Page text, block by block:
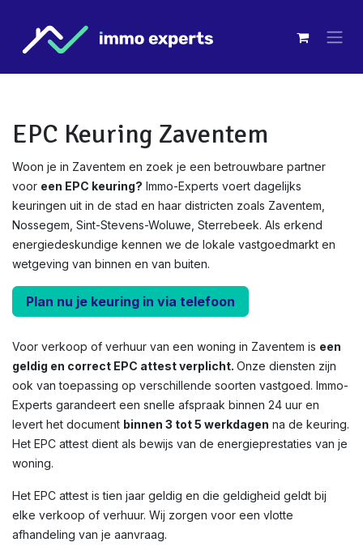
EPC Keuring Zaventem
Woon je in Zaventem en zoek je een betrouwbare partner
voor een EPC keuring? Immo-Experts voert dagelijks
keuringen uit in de stad en haar districten zoals Zaventem,
Nossegem, Sint-Stevens-Woluwe, Sterrebeek. Als erkend
energiedeskundige kennen we de lokale vastgoedmarkt en
wetgeving van binnen en van buiten.
Plan nu je keuring in via telefoon
Voor verkoop of verhuur van een woning in Zaventem is een
geldig en correct EPC attest verplicht. Onze diensten zijn
ook van toepassing op verschillende soorten vastgoed. Immo-
Experts garandeert een snelle afspraak binnen 24 uur en
levert het document binnen 3 tot 5 werkdagen na de keuring.
Het EPC attest dient als bewijs van de energieprestaties van je
woning.
Het EPC attest is tien jaar geldig en die geldigheid geldt bij
elke verkoop of verhuur. Wij zorgen voor een vlotte
afhandeling van je aanvraag.